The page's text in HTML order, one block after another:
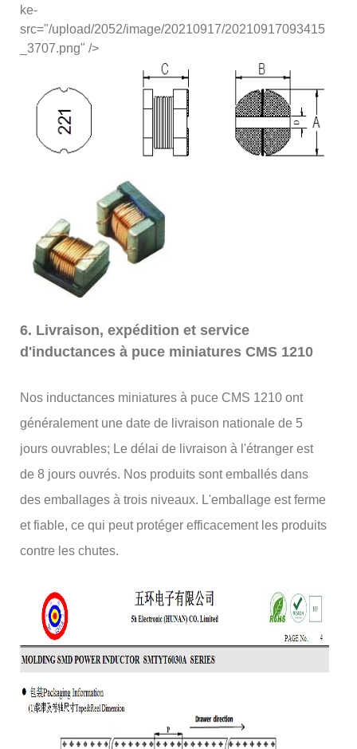
ke-
src="/upload/2052/image/20210917/20210917093415
_3707.png" />
6. Livraison, expédition et service
d'inductances à puce miniatures CMS 1210
Nos inductances miniatures à puce CMS 1210 ont
généralement une date de livraison nationale de 5
jours ouvrables; Le délai de livraison à l'étranger est
de 8 jours ouvrés. Nos produits sont emballés dans
des emballages à trois niveaux. L'emballage est ferme
et fiable, ce qui peut protéger efficacement les produits
contre les chutes.